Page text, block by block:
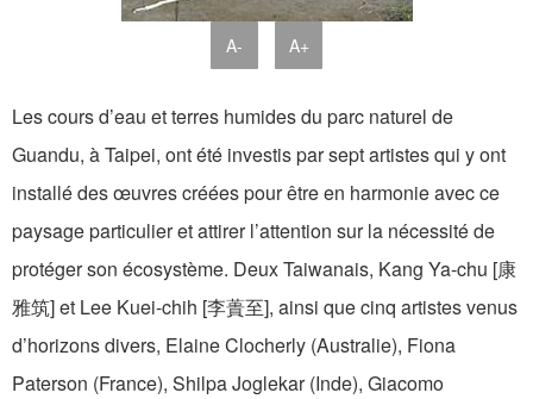
A- A+
Les cours d’eau et terres humides du parc naturel de
Guandu, à Taipei, ont été investis par sept artistes qui y ont
installé des œuvres créées pour être en harmonie avec ce
paysage particulier et attirer l’attention sur la nécessité de
protéger son écosystème. Deux Taiwanais, Kang Ya-chu [康
雅筑] et Lee Kuei-chih [李蕢至], ainsi que cinq artistes venus
d’horizons divers, Elaine Clocherly (Australie), Fiona
Paterson (France), Shilpa Joglekar (Inde), Giacomo